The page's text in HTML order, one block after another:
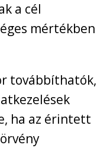
a cél
mértékben
továbbíthatók,
ha az érintett